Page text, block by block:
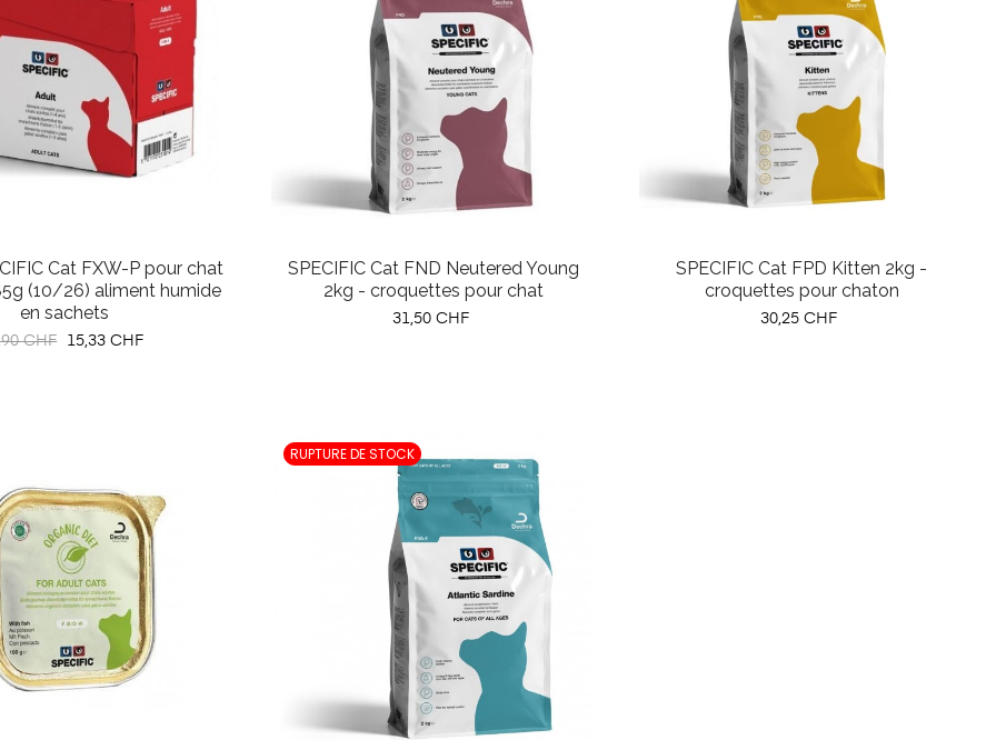
Cat FXW-P pour chat
(10/26) aliment humide
en sachets
CHF Prix
15,33 CHF
SPECIFIC Cat FND Neutered Young
2kg - croquettes pour chat
Prix
31,50 CHF
SPECIFIC Cat FPD Kitten 2kg -
croquettes pour chaton
Prix
30,25 CHF
RUPTURE DE STOCK